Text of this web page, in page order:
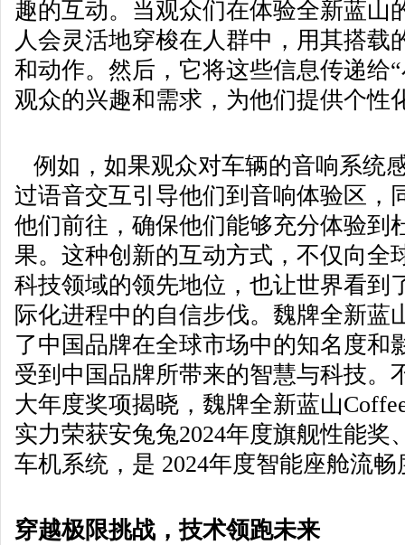
趣的互动。当观众们在体验全新蓝山
人会灵活地穿梭在人群中，用其搭载
和动作。然后，它将这些信息传递给
观众的兴趣和需求，为他们提供个性
例如，如果观众对车辆的音响系统
过语音交互引导他们到音响体验区，
他们前往，确保他们能够充分体验到
果。这种创新的互动方式，不仅向全
科技领域的领先地位，也让世界看到
际化进程中的自信步伐。魏牌全新蓝
了中国品牌在全球市场中的知名度和
受到中国品牌所带来的智慧与科技。
大年度奖项揭晓，魏牌全新蓝山
实力荣获安兔兔2024年度旗舰性能奖
车机系统，是 2024年度智能座舱流
穿越极限挑战，技术领跑未来